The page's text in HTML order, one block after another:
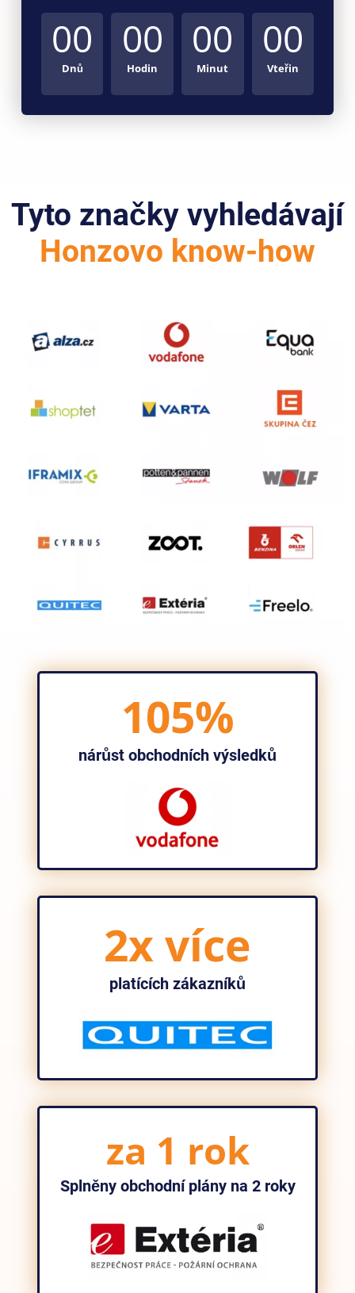
00
Dnů
00
Hodin
00
Minut
00
Vteřin
Tyto značky vyhledávají
Honzovo know-how
105%
nárůst obchodních výsledků
2x více
platících zákazníků
za 1 rok
Splněny obchodní plány na 2 roky